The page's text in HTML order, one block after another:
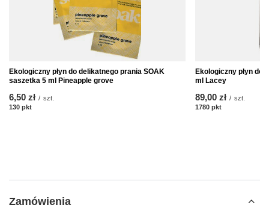
Ekologiczny płyn do delikatnego prania SOAK
saszetka 5 ml Pineapple grove
6,50 zł / szt.
130 pkt
Ekologiczny płyn do
ml Lacey
89,00 zł / szt.
1780 pkt
Zamówienia